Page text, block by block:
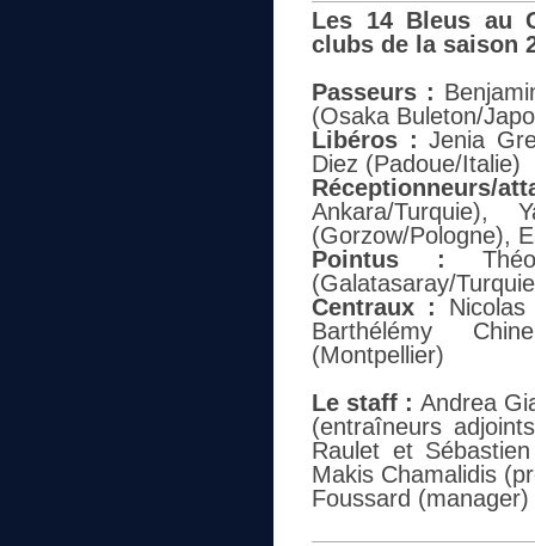
Les 14 Bleus au
clubs de la saison
Passeurs :
(Osaka Buleton/
Libéros : Jenia
Diez (Padoue/Italie)
Réceptionneurs/
Ankara/Turquie),
(Gorzow/Pologne),
Pointus :
(Galatasaray/
Centraux :
Barthélémy
(Montpellier)
Le staff : Andrea
(entraîneurs
Raulet et
Makis Chamalidis
Foussard (manager)